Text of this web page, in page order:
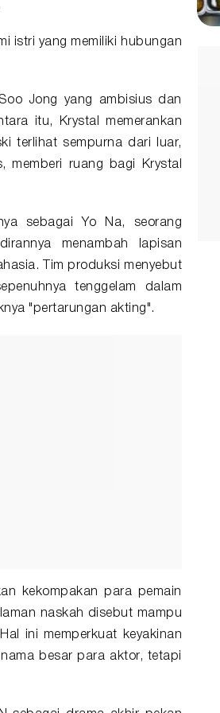
istri yang memiliki hubungan
Jong yang ambisius dan
itu, Krystal memerankan
terlihat sempurna dari luar,
memberi ruang bagi Krystal
sebagai Yo Na, seorang
menambah lapisan
Tim produksi menyebut
tenggelam dalam
"pertarungan akting".
kekompakan para pemain
naskah disebut mampu
ini memperkuat keyakinan
besar para aktor, tetapi